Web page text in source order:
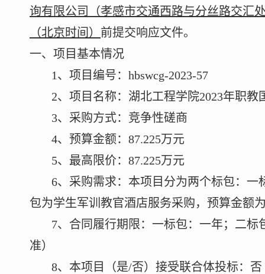
询有限公司（孝感市交通西路与分丝路交汇
（北京时间） 前提交响应文件。
一、项目基本情况
1、 项目编号： hbswcg-2023-57
2、 项目名称： 湖北工程学院2023年职教
3、采购方式：竞争性磋商
4、预算金额： 87.225万元
5、最高限价： 87.225万元
6、采购需求： 本项目分为两个标包：一
包为学生军训教官酒店服务采购，预算金额
7、合同履行期限： 一标包： 一年；二标
准）
8、本项目（是/否）接受联合体投标：否